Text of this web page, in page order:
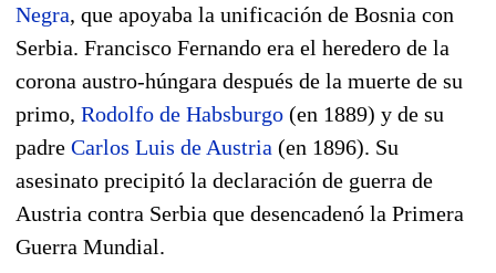
Negra, que apoyaba la unificación de Bosnia con
Serbia. Francisco Fernando era el heredero de la
corona austro-húngara después de la muerte de su
primo, Rodolfo de Habsburgo (en 1889) y de su
padre Carlos Luis de Austria (en 1896). Su
asesinato precipitó la declaración de guerra de
Austria contra Serbia que desencadenó la Primera
Guerra Mundial.